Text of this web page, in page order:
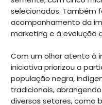
selecionados. Também
acompanhamento da
marketing e à evolução
Com um olhar atento à
iniciativa priorizou a
população negra,
tradicionais,
diversos setores, como